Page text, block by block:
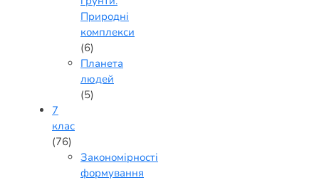
Природні
комплекси
(6)
Планета
людей
(5)
7
клас
(76)
Закономірності
формування